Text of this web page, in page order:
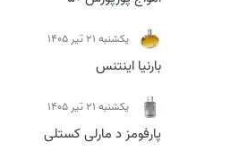
يكشنبه 21 تیر 1405
بارنیا اینتنس
يكشنبه 21 تیر 1405
پارفومز د مارلی کستلی